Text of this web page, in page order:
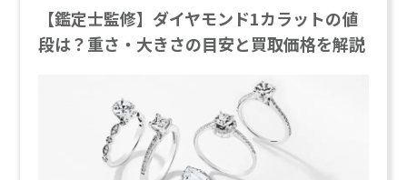
【鑑定士監修】ダイヤモンド1カラットの値
段は？重さ・大きさの目安と買取価格を解説